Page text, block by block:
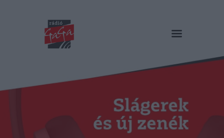
RÁDIÓ GAGA
Műsorok
Duma Duba
Podcast és videók